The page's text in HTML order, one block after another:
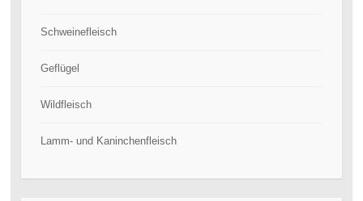
Schweinefleisch
Geflügel
Wildfleisch
Lamm- und Kaninchenfleisch